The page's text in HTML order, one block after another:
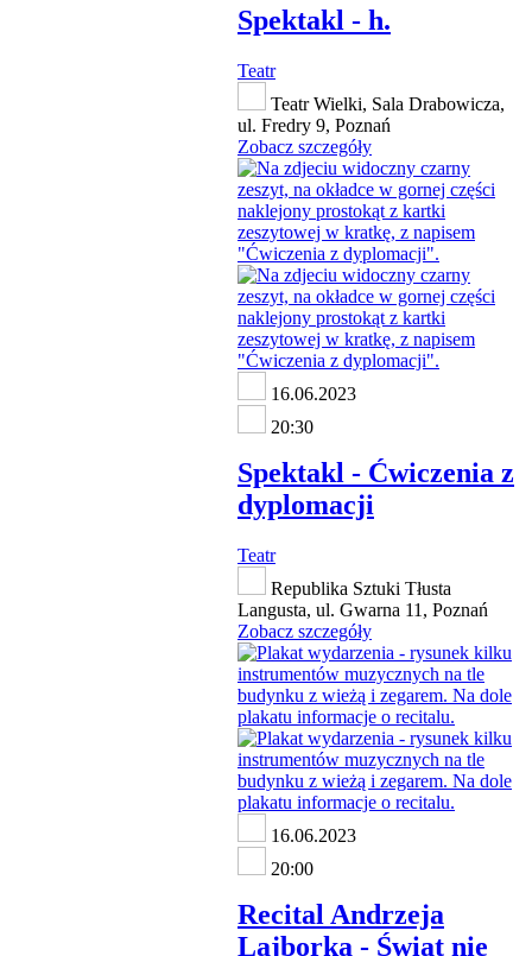
Spektakl - h.
Teatr
Teatr Wielki, Sala Drabowicza,
ul. Fredry 9, Poznań
Zobacz szczegóły
16.06.2023
20:30
Spektakl - Ćwiczenia z
dyplomacji
Teatr
Republika Sztuki Tłusta
Langusta, ul. Gwarna 11, Poznań
Zobacz szczegóły
16.06.2023
20:00
Recital Andrzeja
Lajborka - Świat nie